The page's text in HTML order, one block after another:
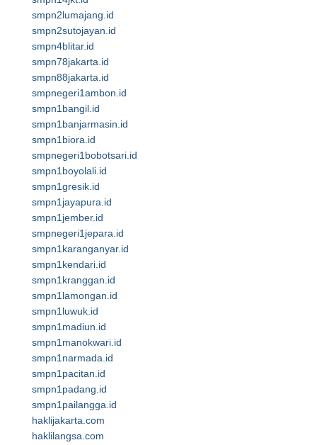
smpn2lumajang.id
smpn2sutojayan.id
smpn4blitar.id
smpn78jakarta.id
smpn88jakarta.id
smpnegeri1ambon.id
smpn1bangil.id
smpn1banjarmasin.id
smpn1biora.id
smpnegeri1bobotsari.id
smpn1boyolali.id
smpn1gresik.id
smpn1jayapura.id
smpn1jember.id
smpnegeri1jepara.id
smpn1karanganyar.id
smpn1kendari.id
smpn1kranggan.id
smpn1lamongan.id
smpn1luwuk.id
smpn1madiun.id
smpn1manokwari.id
smpn1narmada.id
smpn1pacitan.id
smpn1padang.id
smpn1pailangga.id
haklijakarta.com
haklilangsa.com